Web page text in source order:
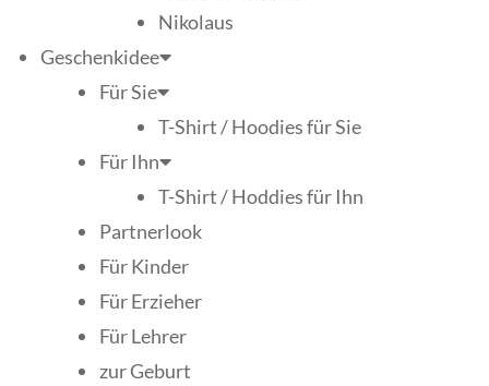
Nikolaus
Geschenkidee
Für Sie
T-Shirt / Hoodies für Sie
Für Ihn
T-Shirt / Hoddies für Ihn
Partnerlook
Für Kinder
Für Erzieher
Für Lehrer
zur Geburt